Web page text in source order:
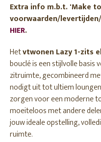
Extra info m.b.t. 'Make
voorwaarden/
HIER.
Hetvtwonen Lazy 1-zits
bouclé is een stijlvolle
zitruimte, gecombineerd
nodigt uit tot ultiem
zorgen voor een moderne
moeiteloos met andere
jouw ideale opstelling,
ruimte.